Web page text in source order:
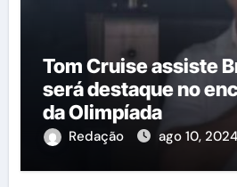
Tom Cruise assiste
será destaque no
da Olimpíada
Redação ago 10, 2024